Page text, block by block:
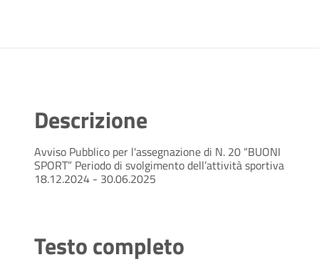
Descrizione
Avviso Pubblico per l'assegnazione di N. 20 “BUONI
SPORT” Periodo di svolgimento dell’attività sportiva
18.12.2024 - 30.06.2025
Testo completo